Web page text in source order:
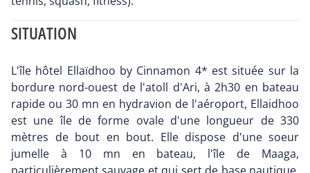
SITUATION
L'île hôtel Ellaïdhoo by Cinnamon 4* est située sur la
bordure nord-ouest de l'atoll d'Ari, à 2h30 en bateau
rapide ou 30 mn en hydravion de l'aéroport, Ellaidhoo
est une île de forme ovale d'une longueur de 330
mètres de bout en bout. Elle dispose d'une soeur
jumelle à 10 mn en bateau, l'île de Maaga,